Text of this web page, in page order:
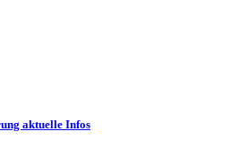
aktuelle Infos